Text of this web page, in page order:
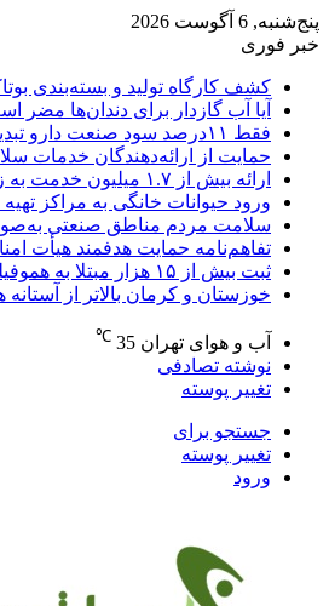
پنج‌شنبه, 6 آگوست 2026
خبر فوری
کشف کارگاه تولید و بسته‌بندی
آیا آب گازدار برای دندان‌ها مضر
فقط ۱۱‌درصد سود صنعت دارو تبدیل به نقدینگی شده است
حمایت از ارائه‌دهندگان خدمات
ارائه بیش از ۱.۷ میلیون خدمت به زائران اربعین/ استقرار پزشک خانواده در ۶۴ شهرستان
ورود حیوانات خانگی به مراکز
سلامت مردم مناطق صنعتی
تفاهم‌نامه حمایت هدفمند هیأت
ثبت بیش از ۱۵ هزار مبتلا به هموفیلی در کشور
خوزستان و کرمان بالاتر از آستانه
آب و هوای تهران 35
℃
نوشته تصادفی
تغییر پوسته
جستجو برای
تغییر پوسته
ورود